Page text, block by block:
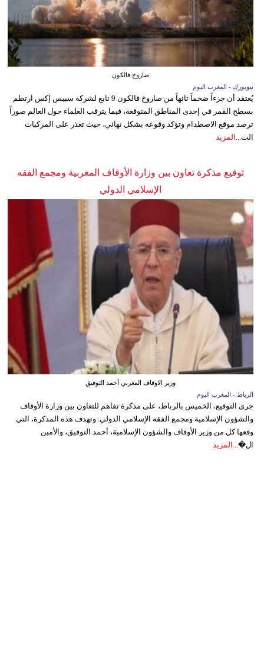
صاروخ فالكون
نيويورك - المغرب اليوم
يُعتقد أن جزءاً ضخماً تائهاً من صاروخ فالكون 9 تابع لشركة سبيس إكس ارتطم
بسطح القمر في إحدى المناطق المتوقعة، فيما يترقب العلماء حول العالم صوراً
ترصد موقع الاصطدام وتؤكد وقوعه بشكل نهائي، حيث تعذر على المركبات
الت... المزيد
توقيع مذكرة تعاون بين وزارة الأوقاف المغربية ومجمع الفقه
الإسلامي الدولي
وزير الاوقاف المغربي أحمد التوفيق
الرباط - المغرب اليوم
جرى التوقيع، الخميس بالرباط، على مذكرة تفاهم للتعاون بين وزارة الأوقاف
والشؤون الإسلامية ومجمع الفقه الإسلامي الدولي. وتهدف هذه المذكرة، التي
وقعها كل من وزير الأوقاف والشؤون الإسلامية، أحمد التوفيق، والأمين
ال�... المزيد